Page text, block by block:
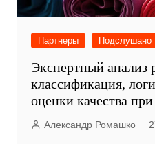
Партнеры Подслушано
Экспертный анализ
классификация,
оценки качества
Александр Ромашко